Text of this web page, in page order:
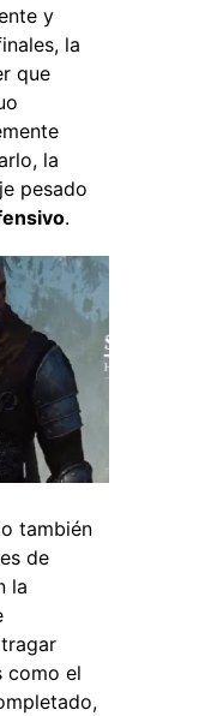
y
la
que
la
pesado
.
también
de
la
como el